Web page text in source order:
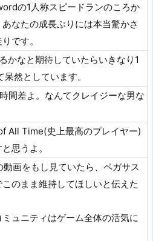
の1人称スピードランのころか
なたの成長ぶりには本当驚かさ
です。
かなと期待していたらいきなり1
然としています。
間差よ。なんてクレイジーな男な
All Time(史上最高のプレイヤー)
思うよ。
画をもし見ていたら、ペガサス
のまま維持してほしいと伝えた
ュニティはゲーム全体の活気に